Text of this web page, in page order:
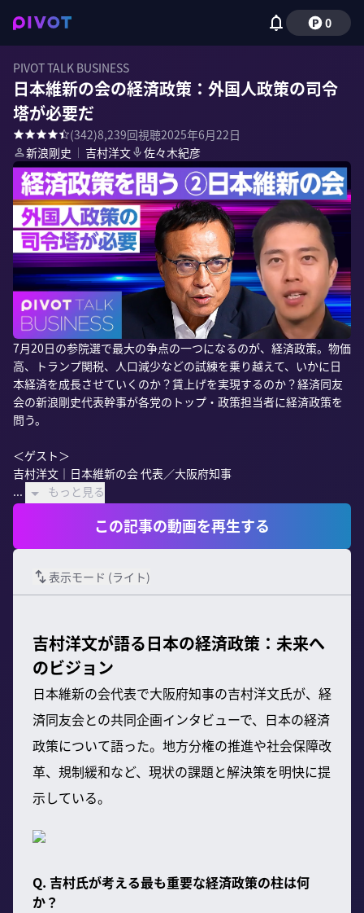
0
PIVOT TALK BUSINESS
日本維新の会の経済政策：外国人政策の司令
塔が必要だ
(342)8,239回視聴2025年6月22日
新浪剛史 ｜ 吉村洋文 佐々木紀彦
7月20日の参院選で最大の争点の一つになるのが、経済政策。物価
高、トランプ関税、人口減少などの試練を乗り越えて、いかに日
本経済を成長させていくのか？賃上げを実現するのか？経済同友
会の新浪剛史代表幹事が各党のトップ・政策担当者に経済政策を
問う。
＜ゲスト＞
吉村洋文｜日本維新の会 代表／大阪府知事
...
もっと見る
この記事の動画を再生する
表示モード (ライト)
吉村洋文が語る日本の経済政策：未来へ
のビジョン
日本維新の会代表で大阪府知事の吉村洋文氏が、経
済同友会との共同企画インタビューで、日本の経済
政策について語った。地方分権の推進や社会保障改
革、規制緩和など、現状の課題と解決策を明快に提
示している。
Q. 吉村氏が考える最も重要な経済政策の柱は何
か？